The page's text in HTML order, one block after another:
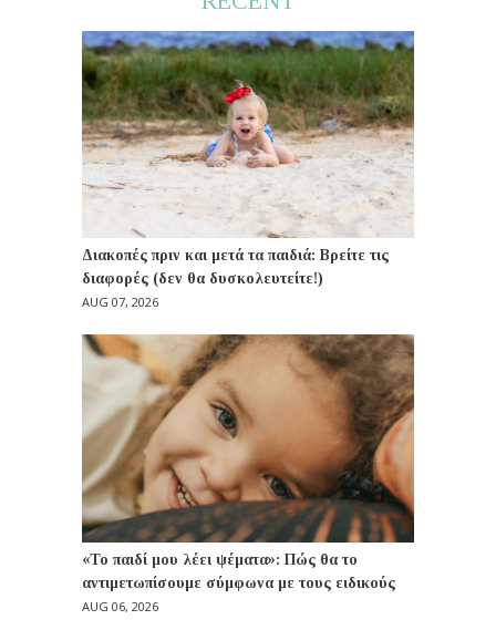
Διακοπές πριν και μετά τα παιδιά: Βρείτε τις
διαφορές (δεν θα δυσκολευτείτε!)
AUG 07, 2026
«Το παιδί μου λέει ψέματα»: Πώς θα το
αντιμετωπίσουμε σύμφωνα με τους ειδικούς
AUG 06, 2026